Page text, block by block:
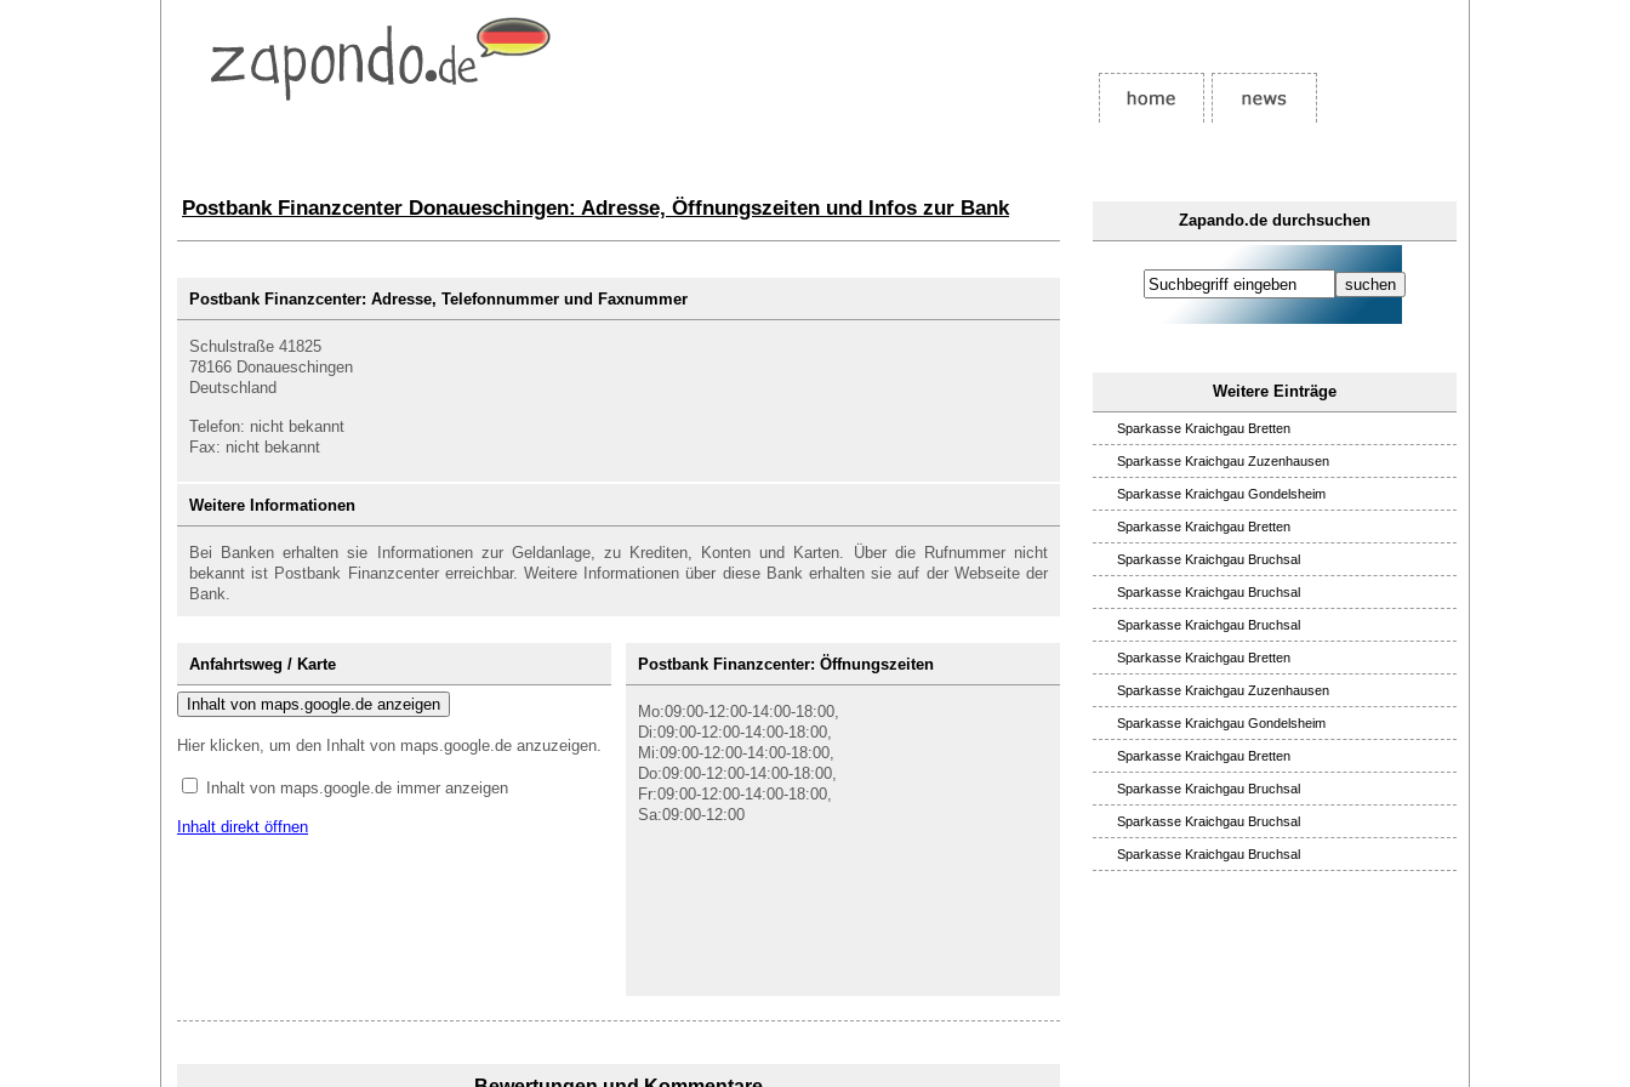
Zapando.de durchsuchen
Weitere Einträge
Sparkasse Kraichgau Bretten
Sparkasse Kraichgau Zuzenhausen
Sparkasse Kraichgau Gondelsheim
Sparkasse Kraichgau Bretten
Sparkasse Kraichgau Bruchsal
Sparkasse Kraichgau Bruchsal
Sparkasse Kraichgau Bruchsal
Sparkasse Kraichgau Bretten
Sparkasse Kraichgau Zuzenhausen
Sparkasse Kraichgau Gondelsheim
Sparkasse Kraichgau Bretten
Sparkasse Kraichgau Bruchsal
Sparkasse Kraichgau Bruchsal
Sparkasse Kraichgau Bruchsal
Postbank Finanzcenter Donaueschingen: Adresse, Öffnungszeiten und Infos zur Bank
Postbank Finanzcenter: Adresse, Telefonnummer und Faxnummer
Schulstraße 41825
78166 Donaueschingen
Deutschland
Telefon: nicht bekannt
Fax: nicht bekannt
Weitere Informationen
Bei Banken erhalten sie Informationen zur Geldanlage, zu Krediten, Konten und Karten. Über die Rufnummer nicht
bekannt ist Postbank Finanzcenter erreichbar. Weitere Informationen über diese Bank erhalten sie auf der Webseite der
Bank.
Anfahrtsweg / Karte
Inhalt von maps.google.de anzeigen
Hier klicken, um den Inhalt von maps.google.de anzuzeigen.
Inhalt von maps.google.de immer anzeigen
Inhalt direkt öffnen
Postbank Finanzcenter: Öffnungszeiten
Mo:09:00-12:00-14:00-18:00,
Di:09:00-12:00-14:00-18:00,
Mi:09:00-12:00-14:00-18:00,
Do:09:00-12:00-14:00-18:00,
Fr:09:00-12:00-14:00-18:00,
Sa:09:00-12:00